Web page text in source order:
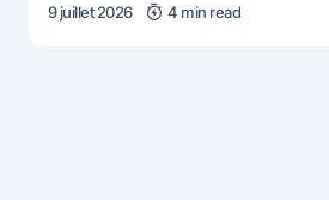
9 juillet 2026 4 min read